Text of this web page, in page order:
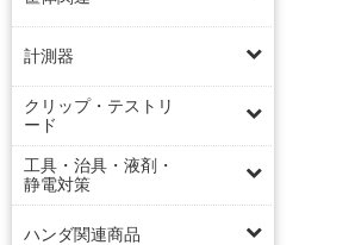
計測器
クリップ・テストリ
ード
工具・治具・液剤・
静電対策
ハンダ関連商品